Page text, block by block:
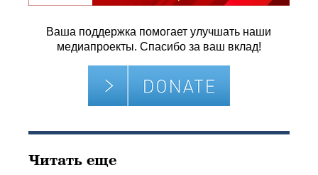
Ваша поддержка помогает улучшать наши
медиапроекты. Спасибо за ваш вклад!
Читать еще